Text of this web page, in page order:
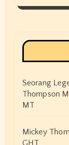
Seorang
Thompson
MT
Mickey
GHT